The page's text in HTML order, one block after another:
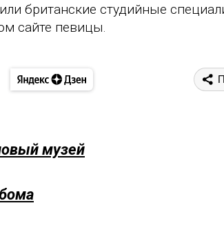
британские студийные
сайте певицы.
музей